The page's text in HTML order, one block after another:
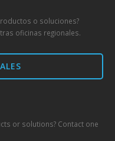
o soluciones?
oficinas regionales.
or solutions? Contact one